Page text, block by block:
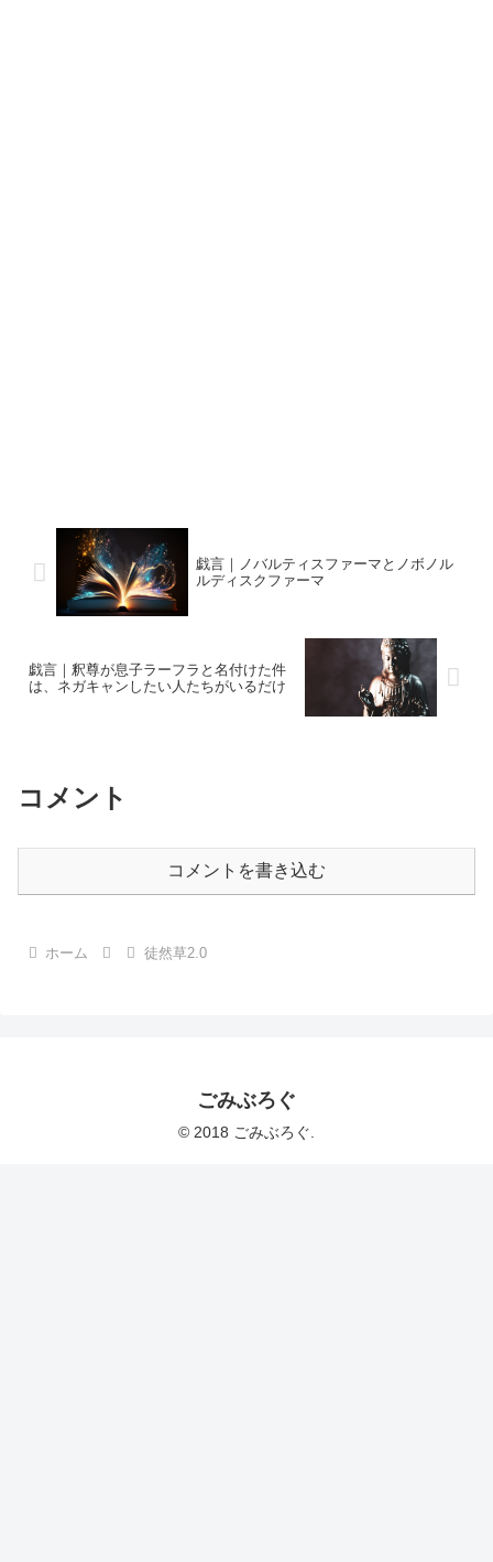
戯言｜ノバルティスファーマとノボノル
ルディスクファーマ
戯言｜釈尊が息子ラーフラと名付けた件
は、ネガキャンしたい人たちがいるだけ
コメント
コメントを書き込む
ホーム 徒然草2.0
ごみぶろぐ
© 2018 ごみぶろぐ.